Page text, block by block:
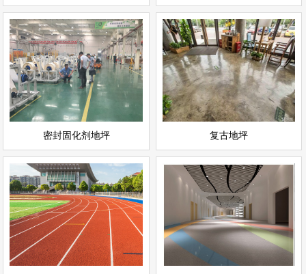
密封固化剂地坪
密封固化剂地坪
耐磨地坪
立即询问
复古地坪
复古地坪
环氧地坪
查看详情
立即询问
塑胶跑道
运动场地坪
立即询问
环氧彩砂地坪
环氧地坪
查看详情
立即询问